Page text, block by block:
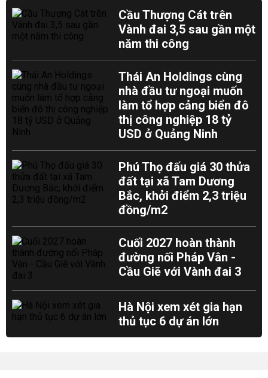
Cầu Thượng Cát trên
Vành đai 3,5 sau gần một
năm thi công
Thái An Holdings cùng
nhà đầu tư ngoại muốn
làm tổ hợp cảng biển đô
thị công nghiệp 18 tỷ
USD ở Quảng Ninh
Phú Thọ đấu giá 30 thửa
đất tại xã Tam Dương
Bắc, khởi điểm 2,3 triệu
đồng/m2
Cuối 2027 hoàn thành
đường nối Pháp Vân -
Cầu Giẽ với Vành đai 3
Hà Nội xem xét gia hạn
thủ tục 6 dự án lớn